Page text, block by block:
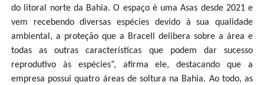
do litoral norte da Bahia. O espaço é uma Asas desde 2021 e
vem recebendo diversas espécies devido à sua qualidade
ambiental, a proteção que a Bracell delibera sobre a área e
todas as outras características que podem dar sucesso
reprodutivo às espécies”, afirma ele, destacando que a
empresa possui quatro áreas de soltura na Bahia. Ao todo, as